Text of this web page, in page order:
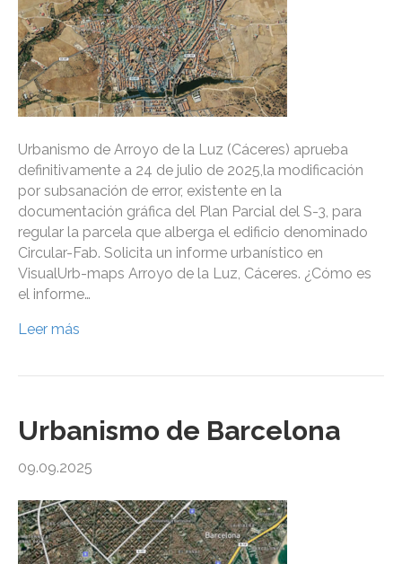
Urbanismo de Arroyo de la Luz (Cáceres) aprueba
definitivamente a 24 de julio de 2025,la modificación
por subsanación de error, existente en la
documentación gráfica del Plan Parcial del S-3, para
regular la parcela que alberga el edificio denominado
Circular-Fab. Solicita un informe urbanístico en
VisualUrb-maps Arroyo de la Luz, Cáceres. ¿Cómo es
el informe…
Leer más
Urbanismo de Barcelona
09.09.2025